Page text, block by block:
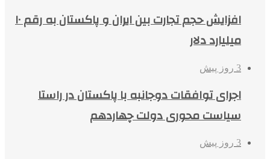
افزایش حجم تجارت بین ایران و پاکستان به رقم ۱۰
میلیارد دلار
3 روز پیش
اجرای توافقات دوجانبه با پاکستان در راستا
سیاست محوری دولت چهاردهم
3 روز پیش